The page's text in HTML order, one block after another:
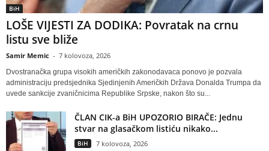
BiH
LOŠE VIJESTI ZA DODIKA: Povratak na crnu
listu sve bliže
Samir Memic - 7 kolovoza, 2026
Dvostranačka grupa visokih američkih zakonodavaca ponovo je pozvala
administraciju predsjednika Sjedinjenih Američkih Država Donalda Trumpa da
uvede sankcije zvaničnicima Republike Srpske, nakon što su...
ČLAN CIK-a BiH UPOZORIO BIRAČE: Jednu
stvar na glasačkom listiću nikako...
BiH 7 kolovoza, 2026